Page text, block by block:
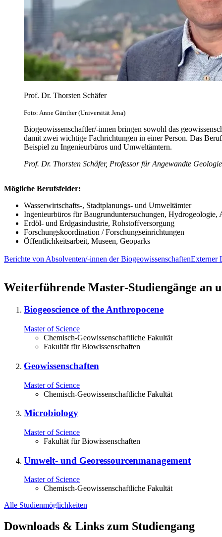
Prof. Dr. Thorsten Schäfer
Foto: Anne Günther (Universität Jena)
Biogeowissenschaftler/-innen bringen sowohl das
damit zwei wichtige Fachrichtungen in einer Person. Das
Beispiel zu Ingenieurbüros und Umweltämtern.
Prof. Dr. Thorsten Schäfer, Professor für Angewandte Geologie
Mögliche Berufsfelder:
Wasserwirtschafts-, Stadtplanungs- und Umweltämter
Ingenieurbüros für Baugrunduntersuchungen, Hydrogeologie,
Erdöl- und Erdgasindustrie, Rohstoffversorgung
Forschungskoordination / Forschungseinrichtungen
Öffentlichkeitsarbeit, Museen, Geoparks
Berichte von Absolventen/-innen der BiogeowissenschaftenExterner
Weiterführende Master-Studiengänge an
Biogeoscience of the Anthropocene
Master of Science
Chemisch-Geowissenschaftliche Fakultät
Fakultät für Biowissenschaften
Geowissenschaften
Master of Science
Chemisch-Geowissenschaftliche Fakultät
Microbiology
Master of Science
Fakultät für Biowissenschaften
Umwelt- und Georessourcenmanagement
Master of Science
Chemisch-Geowissenschaftliche Fakultät
Alle Studienmöglichkeiten
Downloads & Links zum Studiengang